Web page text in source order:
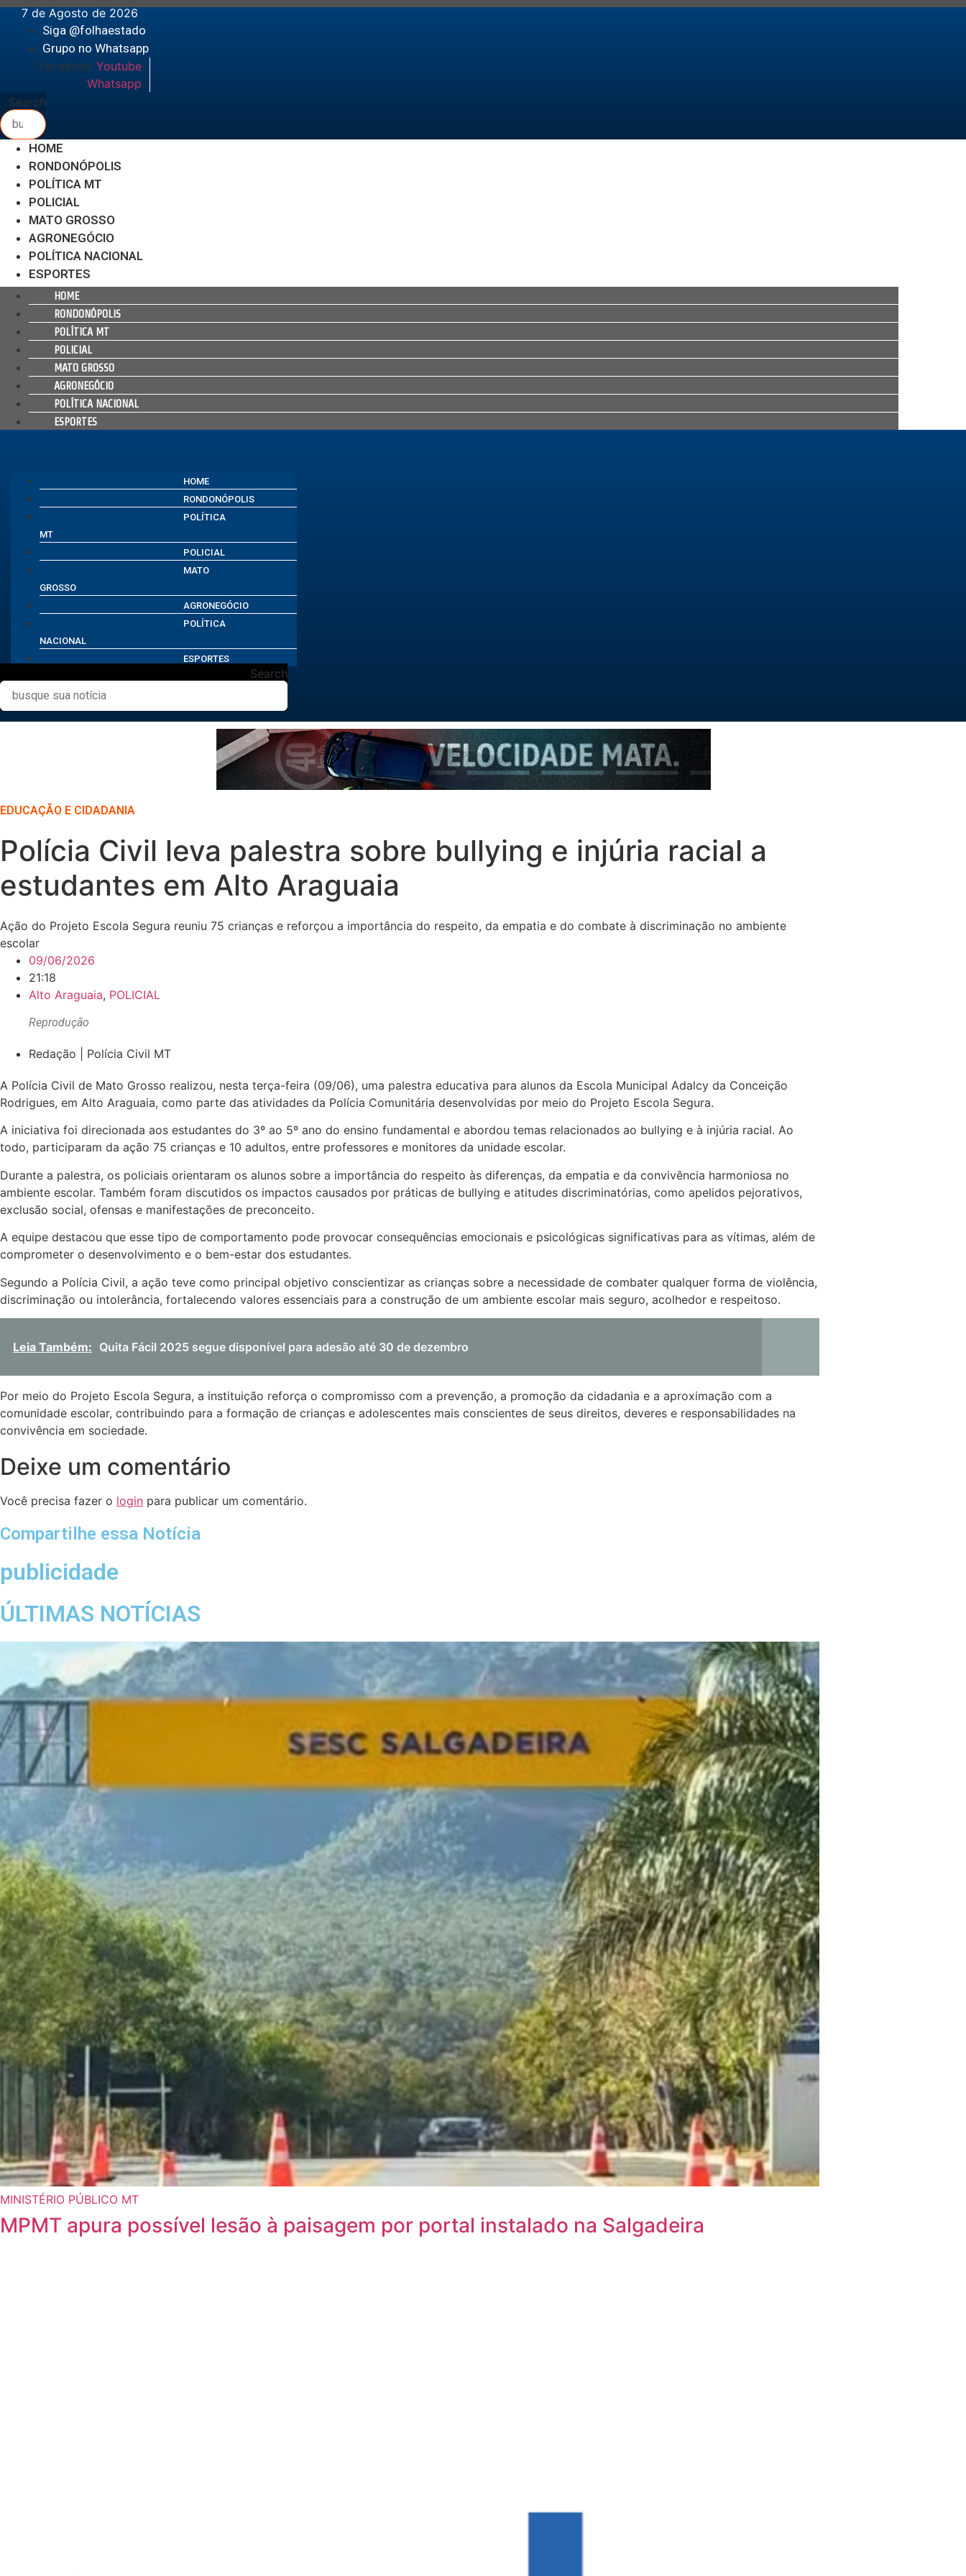
Ir
conteúdo
7 de Agosto de 2026
Siga @folhaestado
Grupo no Whatsapp
Facebook Youtube
Whatsapp
Search
HOME
RONDONÓPOLIS
POLÍTICA MT
POLICIAL
MATO GROSSO
AGRONEGÓCIO
POLÍTICA NACIONAL
ESPORTES
HOME
RONDONÓPOLIS
POLÍTICA MT
POLICIAL
MATO GROSSO
AGRONEGÓCIO
POLÍTICA NACIONAL
ESPORTES
HOME
RONDONÓPOLIS
POLÍTICA
MT
POLICIAL
MATO
GROSSO
AGRONEGÓCIO
POLÍTICA
NACIONAL
ESPORTES
Search
EDUCAÇÃO E CIDADANIA
Polícia Civil leva palestra sobre bullying e injúria racial a
estudantes em Alto Araguaia
Ação do Projeto Escola Segura reuniu 75 crianças e reforçou a importância do respeito, da empatia e do combate à discriminação no ambiente
escolar
09/06/2026
21:18
Alto Araguaia, POLICIAL
Reprodução
Redação | Polícia Civil MT
A Polícia Civil de Mato Grosso realizou, nesta terça-feira (09/06), uma palestra educativa para alunos da Escola Municipal Adalcy da Conceição
Rodrigues, em Alto Araguaia, como parte das atividades da Polícia Comunitária desenvolvidas por meio do Projeto Escola Segura.
A iniciativa foi direcionada aos estudantes do 3º ao 5º ano do ensino fundamental e abordou temas relacionados ao bullying e à injúria racial. Ao
todo, participaram da ação 75 crianças e 10 adultos, entre professores e monitores da unidade escolar.
Durante a palestra, os policiais orientaram os alunos sobre a importância do respeito às diferenças, da empatia e da convivência harmoniosa no
ambiente escolar. Também foram discutidos os impactos causados por práticas de bullying e atitudes discriminatórias, como apelidos pejorativos,
exclusão social, ofensas e manifestações de preconceito.
A equipe destacou que esse tipo de comportamento pode provocar consequências emocionais e psicológicas significativas para as vítimas, além de
comprometer o desenvolvimento e o bem-estar dos estudantes.
Segundo a Polícia Civil, a ação teve como principal objetivo conscientizar as crianças sobre a necessidade de combater qualquer forma de violência,
discriminação ou intolerância, fortalecendo valores essenciais para a construção de um ambiente escolar mais seguro, acolhedor e respeitoso.
Leia Também: Quita Fácil 2025 segue disponível para adesão até 30 de dezembro
Por meio do Projeto Escola Segura, a instituição reforça o compromisso com a prevenção, a promoção da cidadania e a aproximação com a
comunidade escolar, contribuindo para a formação de crianças e adolescentes mais conscientes de seus direitos, deveres e responsabilidades na
convivência em sociedade.
Deixe um comentário
Você precisa fazer o login para publicar um comentário.
Compartilhe essa Notícia
publicidade
ÚLTIMAS NOTÍCIAS
MINISTÉRIO PÚBLICO MT
MPMT apura possível lesão à paisagem por portal instalado na Salgadeira